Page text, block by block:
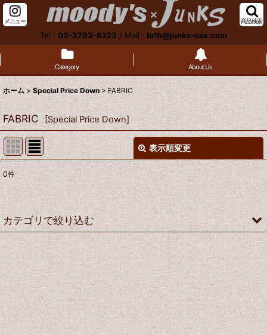
メニュー
Tel : 03-3793-6223 / Mail : brth@junks-usa.com
商品検索
Category About Us
ホーム > Special Price Down > FABRIC
FABRIC [Special Price Down]
表示順変更
サブカテゴリ
表示数:
並び順:
絞り込む
0件
カテゴリで絞り込む
FABRIC (全商品)
Fabric
Pillowcase
Percale Sheet